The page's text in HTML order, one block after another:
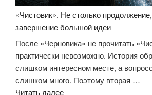
выучить
на
чужом
опыте»»
«Чистовик». Не столько
завершение большой идеи
После «Черновика» не прочитать
практически невозможно. История
слишком интересном месте, а
слишком много. Поэтому вторая …
Читать далее««Чистовик».